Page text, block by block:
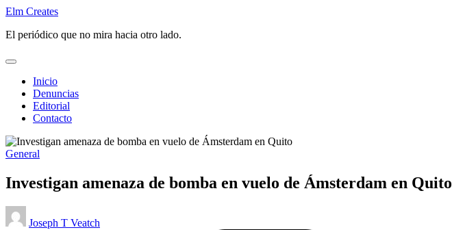
Saltar
contenido
Elm Creates
El periódico que no mira hacia otro lado.
Inicio
Denuncias
Editorial
Contacto
Publicado
General
Investigan amenaza de bomba en vuelo de Ámsterdam en Quito
Publicado
por
Joseph T Veatch